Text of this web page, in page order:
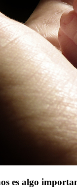
es algo